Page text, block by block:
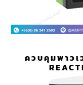
ควบคุมพาวเ